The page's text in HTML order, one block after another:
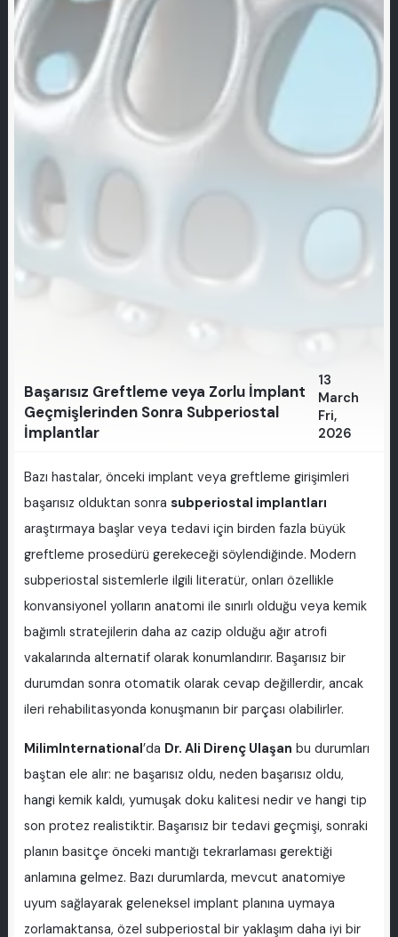
Başarısız Greftleme veya Zorlu İmplant
Geçmişlerinden Sonra Subperiostal
İmplantlar
13
March
Fri,
2026
Bazı hastalar, önceki implant veya greftleme girişimleri
başarısız olduktan sonra subperiostal implantları
araştırmaya başlar veya tedavi için birden fazla büyük
greftleme prosedürü gerekeceği söylendiğinde. Modern
subperiostal sistemlerle ilgili literatür, onları özellikle
konvansiyonel yolların anatomi ile sınırlı olduğu veya kemik
bağımlı stratejilerin daha az cazip olduğu ağır atrofi
vakalarında alternatif olarak konumlandırır. Başarısız bir
durumdan sonra otomatik olarak cevap değillerdir, ancak
ileri rehabilitasyonda konuşmanın bir parçası olabilirler.
MilimInternational’da Dr. Ali Direnç Ulaşan bu durumları
baştan ele alır: ne başarısız oldu, neden başarısız oldu,
hangi kemik kaldı, yumuşak doku kalitesi nedir ve hangi tip
son protez realistiktir. Başarısız bir tedavi geçmişi, sonraki
planın basitçe önceki mantığı tekrarlaması gerektiği
anlamına gelmez. Bazı durumlarda, mevcut anatomiye
uyum sağlayarak geleneksel implant planına uymaya
zorlamaktansa, özel subperiostal bir yaklaşım daha iyi bir